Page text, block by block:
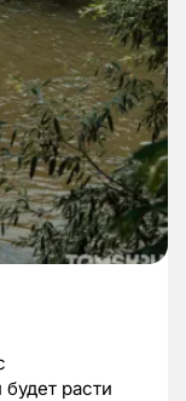
расти